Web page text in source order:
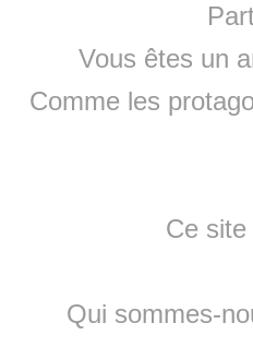
Vous êtes un
Comme les
Ce
Qui sommes-